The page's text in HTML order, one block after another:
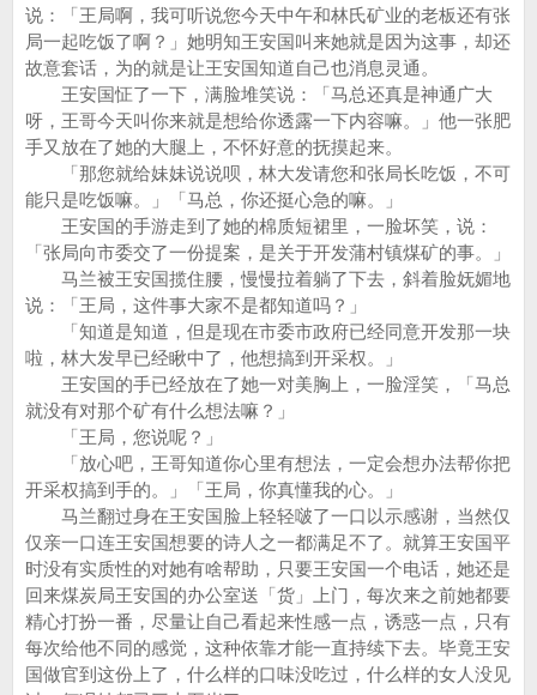
说：「王局啊，我可听说您今天中午和林氏矿业的老板还有张
局一起吃饭了啊？」她明知王安国叫来她就是因为这事，却还
故意套话，为的就是让王安国知道自己也消息灵通。
王安国怔了一下，满脸堆笑说：「马总还真是神通广大
呀，王哥今天叫你来就是想给你透露一下内容嘛。」他一张肥
手又放在了她的大腿上，不怀好意的抚摸起来。
「那您就给妹妹说说呗，林大发请您和张局长吃饭，不可
能只是吃饭嘛。」「马总，你还挺心急的嘛。」
王安国的手游走到了她的棉质短裙里，一脸坏笑，说：
「张局向市委交了一份提案，是关于开发蒲村镇煤矿的事。」
马兰被王安国揽住腰，慢慢拉着躺了下去，斜着脸妩媚地
说：「王局，这件事大家不是都知道吗？」
「知道是知道，但是现在市委市政府已经同意开发那一块
啦，林大发早已经瞅中了，他想搞到开采权。」
王安国的手已经放在了她一对美胸上，一脸淫笑，「马总
就没有对那个矿有什么想法嘛？」
「王局，您说呢？」
「放心吧，王哥知道你心里有想法，一定会想办法帮你把
开采权搞到手的。」「王局，你真懂我的心。」
马兰翻过身在王安国脸上轻轻啵了一口以示感谢，当然仅
仅亲一口连王安国想要的诗人之一都满足不了。就算王安国平
时没有实质性的对她有啥帮助，只要王安国一个电话，她还是
回来煤炭局王安国的办公室送「货」上门，每次来之前她都要
精心打扮一番，尽量让自己看起来性感一点，诱惑一点，只有
每次给他不同的感觉，这种依靠才能一直持续下去。毕竟王安
国做官到这份上了，什么样的口味没吃过，什么样的女人没见